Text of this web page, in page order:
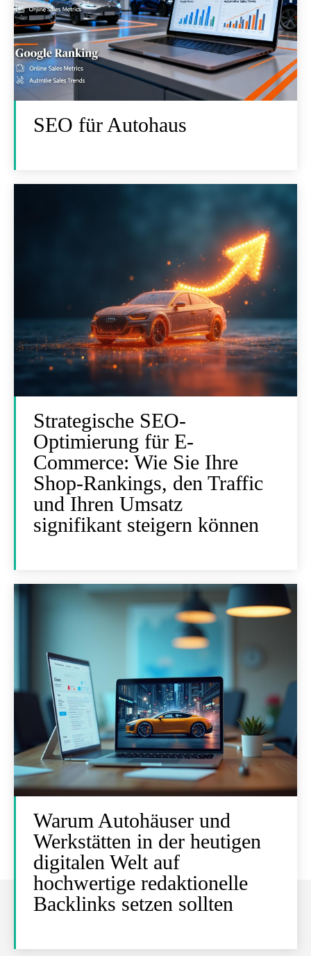
SEO für Autohaus
Strategische SEO-
Optimierung für E-
Commerce: Wie Sie Ihre
Shop-Rankings, den Traffic
und Ihren Umsatz
signifikant steigern können
Warum Autohäuser und
Werkstätten in der heutigen
digitalen Welt auf
hochwertige redaktionelle
Backlinks setzen sollten